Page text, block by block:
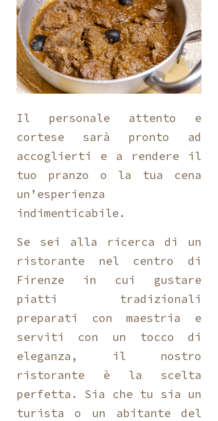
Il personale attento e
cortese sarà pronto ad
accoglierti e a rendere il
tuo pranzo o la tua cena
un’esperienza
indimenticabile.
Se sei alla ricerca di un
ristorante nel centro di
Firenze in cui gustare
piatti tradizionali
preparati con maestria e
serviti con un tocco di
eleganza, il nostro
ristorante è la scelta
perfetta. Sia che tu sia un
turista o un abitante del